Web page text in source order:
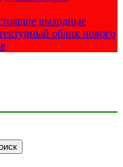
выходные
облик нового